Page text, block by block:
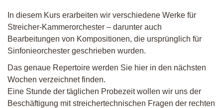
In diesem Kurs erarbeiten wir verschiedene Werke für
Streicher-Kammerorchester – darunter auch
Bearbeitungen von Kompositionen, die ursprünglich für
Sinfonieorchester geschrieben wurden.
Das genaue Repertoire werden Sie hier in den nächsten
Wochen verzeichnet finden.
Eine Stunde der täglichen Probezeit wollen wir uns der
Beschäftigung mit streichertechnischen Fragen der rechten